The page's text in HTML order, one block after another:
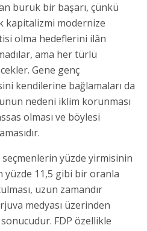
buruk bir başarı, çünkü
kapitalizmi modernize
olma hedeflerini ilân
ama her türlü
Gene genç
kendilerine bağlamaları da
nedeni iklim korunması
olması ve böylesi
seçmenlerin yüzde yirmisinin
yüzde 11,5 gibi bir oranla
uzun zamandır
medyası üzerinden
FDP özellikle